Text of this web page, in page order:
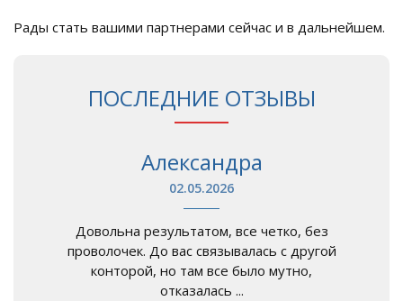
Рады стать вашими партнерами сейчас и в дальнейшем.
ПОСЛЕДНИЕ ОТЗЫВЫ
Александра
02.05.2026
Довольна результатом, все четко, без
проволочек. До вас связывалась с другой
конторой, но там все было мутно,
отказалась ...